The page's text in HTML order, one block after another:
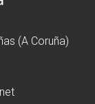
(A Coruña)